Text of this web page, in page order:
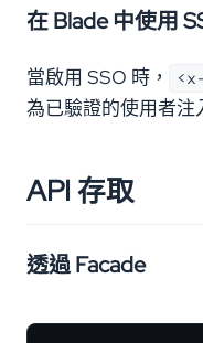
在 Blade 中使用
當啟用 SSO 時，
為已驗證的使用者注
API 存取
透過 Facade